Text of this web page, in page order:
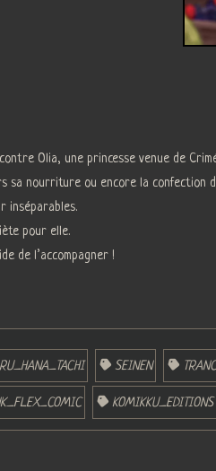
Olia, une princesse venue de
sa nourriture ou encore la confection
inséparables.
pour elle.
de l’accompagner !
SEINEN
KOMIKKU_EDITIONS